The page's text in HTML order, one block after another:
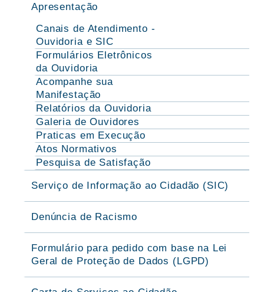
Apresentação
Canais de Atendimento -
Ouvidoria e SIC
Formulários Eletrônicos
da Ouvidoria
Acompanhe sua
Manifestação
Relatórios da Ouvidoria
Galeria de Ouvidores
Praticas em Execução
Atos Normativos
Pesquisa de Satisfação
Serviço de Informação ao Cidadão (SIC)
Denúncia de Racismo
Formulário para pedido com base na Lei
Geral de Proteção de Dados (LGPD)